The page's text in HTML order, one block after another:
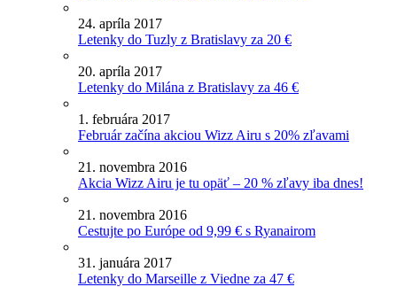
24. apríla 2017
Letenky do Tuzly z Bratislavy za 20 €
20. apríla 2017
Letenky do Milána z Bratislavy za 46 €
1. februára 2017
Február začína akciou Wizz Airu s 20% zľavami
21. novembra 2016
Akcia Wizz Airu je tu opäť – 20 % zľavy iba dnes!
21. novembra 2016
Cestujte po Európe od 9,99 € s Ryanairom
31. januára 2017
Letenky do Marseille z Viedne za 47 €